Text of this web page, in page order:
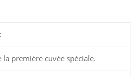
la première cuvée spéciale.